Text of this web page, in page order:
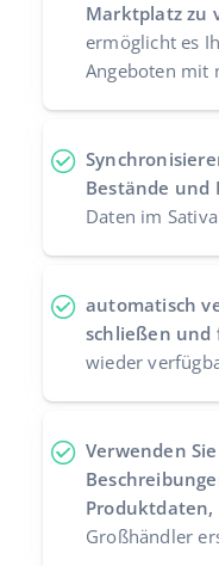
Marktplatz zu
ermöglicht es
Angeboten mit
Bestände und
Daten im
automatisch
schließen und
wieder
Verwenden
Produktdaten,
Großhändler